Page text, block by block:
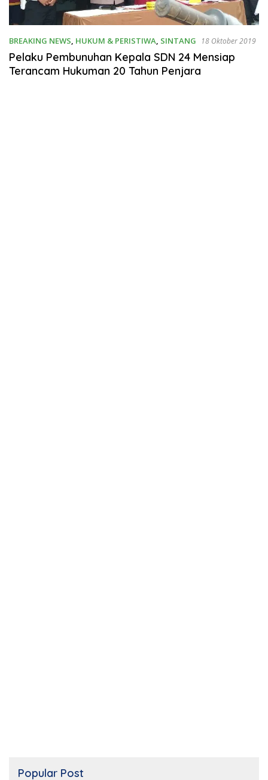
BREAKING NEWS, HUKUM & PERISTIWA, SINTANG 18 Oktober 2019
Pelaku Pembunuhan Kepala SDN 24 Mensiap
Terancam Hukuman 20 Tahun Penjara
Popular Post